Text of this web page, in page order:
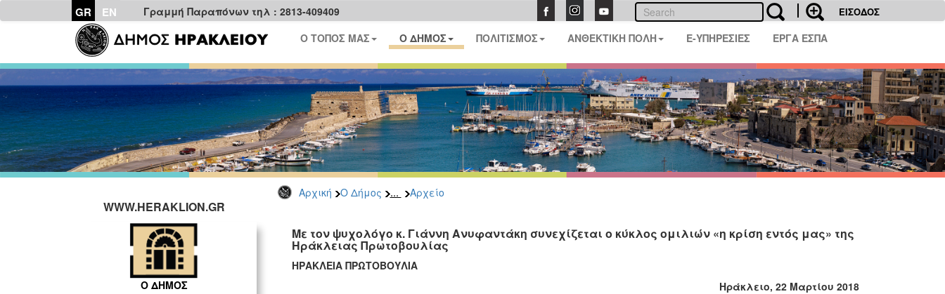
GR EN Γραμμή Παραπόνων τηλ : 2813-409409 ΕΙΣΟΔΟΣ
Ο ΤΟΠΟΣ ΜΑΣ Ο ΔΗΜΟΣ ΠΟΛΙΤΙΣΜΟΣ ΑΝΘΕΚΤΙΚΗ ΠΟΛΗ E-ΥΠΗΡΕΣΙΕΣ ΕΡΓΑ ΕΣΠΑ
Αρχική Ο Δήμος ... Αρχείο
WWW.HERAKLION.GR
Ο ΔΗΜΟΣ
Με τον ψυχολόγο κ. Γιάννη Ανυφαντάκη συνεχίζεται ο κύκλος ομιλιών «η κρίση εντός μας» της
Ηράκλειας Πρωτοβουλίας
ΗΡΑΚΛΕΙΑ ΠΡΩΤΟΒΟΥΛΙΑ
Ηράκλειο, 22 Μαρτίου 2018